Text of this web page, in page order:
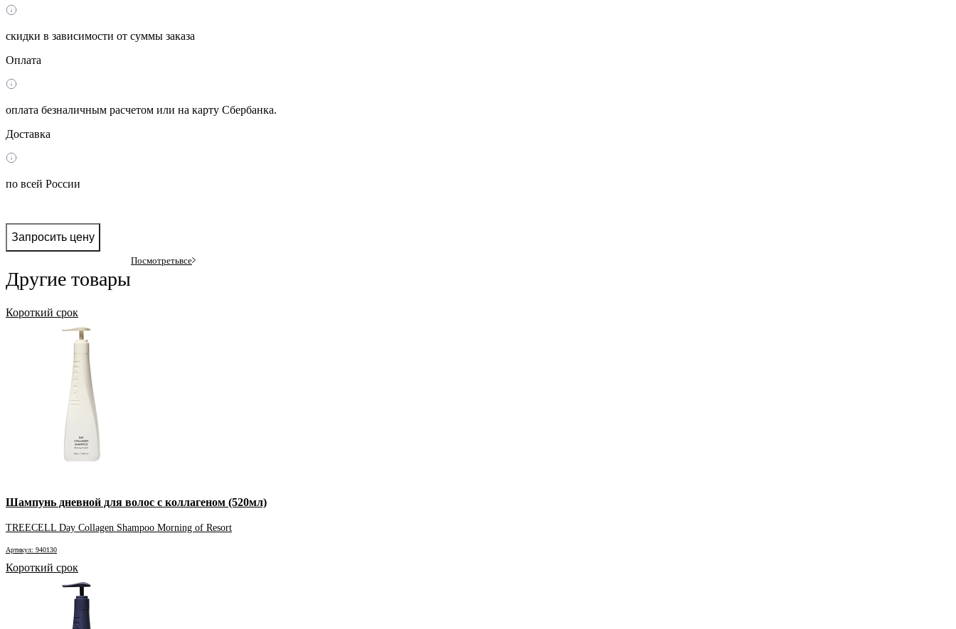
скидки в зависимости от суммы заказа
Оплата
оплата безналичным расчетом или на карту Сбербанка.
Доставка
по всей России
Запросить цену
Другие товары
Посмотретьвсе
Короткий срок
Шампунь дневной для волос с коллагеном (520мл)
TREECELL Day Collagen Shampoo Morning of Resort
Артикул: 940130
Короткий срок